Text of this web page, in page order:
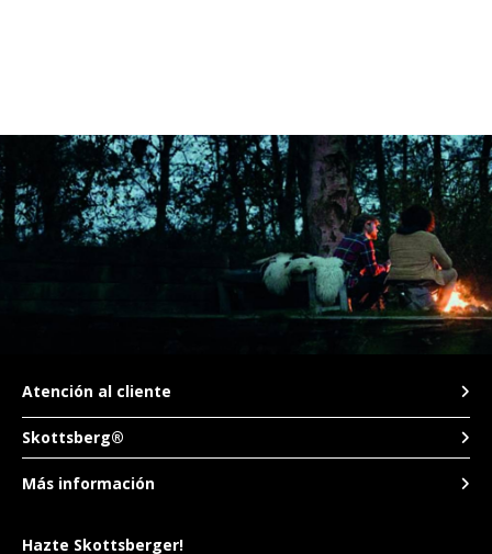
Skottsberg®
Atención al cliente
Más información
Hazte Skottsberger!